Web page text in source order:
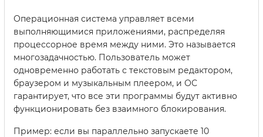
Операционная система управляет всеми
выполняющимися приложениями, распределяя
процессорное время между ними. Это называется
многозадачностью. Пользователь может
одновременно работать с текстовым редактором,
браузером и музыкальным плеером, и ОС
гарантирует, что все эти программы будут активно
функционировать без взаимного блокирования.
Пример: если вы параллельно запускаете 10